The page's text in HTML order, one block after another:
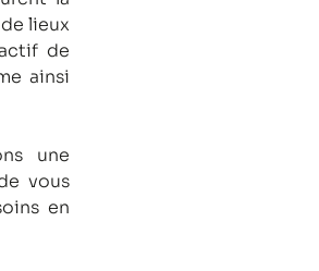
lieux
de
ainsi
une
vous
en